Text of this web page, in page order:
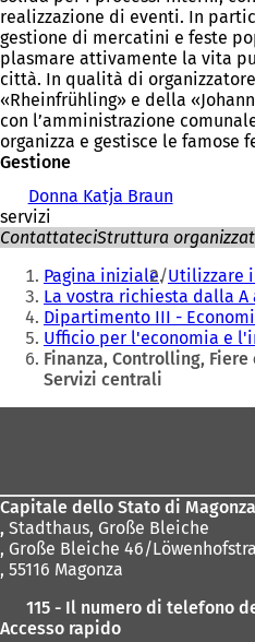
realizzazione di eventi. In
gestione di mercatini e feste
plasmare attivamente la vita
città. In qualità di
«Rheinfrühling» e della
con l’amministrazione
organizza e gestisce le
Gestione
Donna Katja Braun
servizi
ContattateciStruttura
Siete
qui:
Pagina iniziale Utilizzare
La vostra richiesta dalla A
Dipartimento III -
Ufficio per l'economia e
Finanza, Controlling,
Servizi centrali
Capitale dello Stato di Magonza
, Stadthaus, Große Bleiche
, Große Bleiche 46/
, 55116 Magonza
115 - Il numero di telefono
Accesso rapido